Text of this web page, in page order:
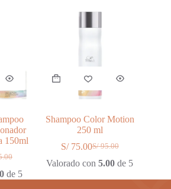
150ml
de 5
Shampoo Color Motion
250 ml
S/95.00
El
precio
era:
S/75.00El
precio
es:
Valorado con5.00 de 5